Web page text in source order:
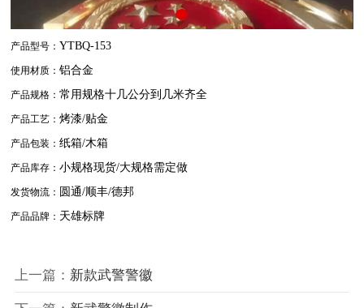
产品型号： YTBQ-153
使用材质：铝合金
产品规格：常用规格十几公分到几米齐全
产品工艺：烤漆/贴金
产品包装：纸箱/木箱
产品库存：小规格现货/大规格需定做
发货物流： 圆通/顺丰/德邦
产品品牌： 天雄标牌
上一篇： 新款武警警徽